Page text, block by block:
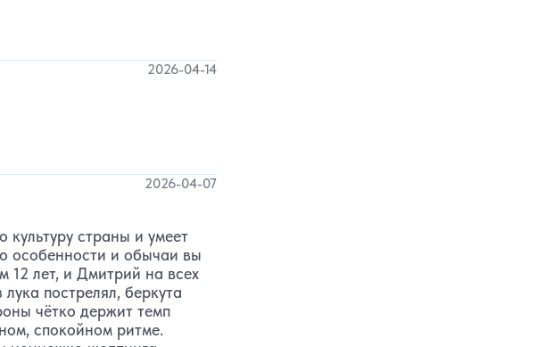
2026-04-14
2026-04-07
страны и умеет
особенности и обычаи вы
12 лет, и Дмитрий на всех
пострелял, беркута
чётко держит темп
спокойном ритме.